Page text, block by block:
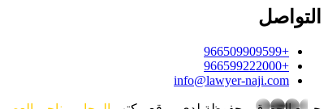
التواصل
+966509909599
+966599222000
info@lawyer-naji.com
whatsapp